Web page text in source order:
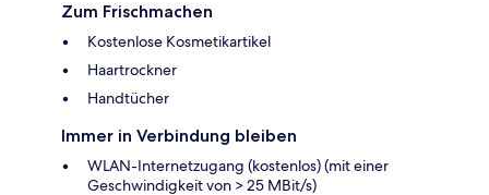
Zum Frischmachen
Kostenlose Kosmetikartikel
Haartrockner
Handtücher
Immer in Verbindung bleiben
WLAN-Internetzugang (kostenlos) (mit einer
Geschwindigkeit von > 25 MBit/s)